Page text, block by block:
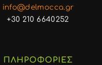
info@delmocca.gr
+30 210 6640252
ΠΛΗΡΟΦΟΡΙΕΣ